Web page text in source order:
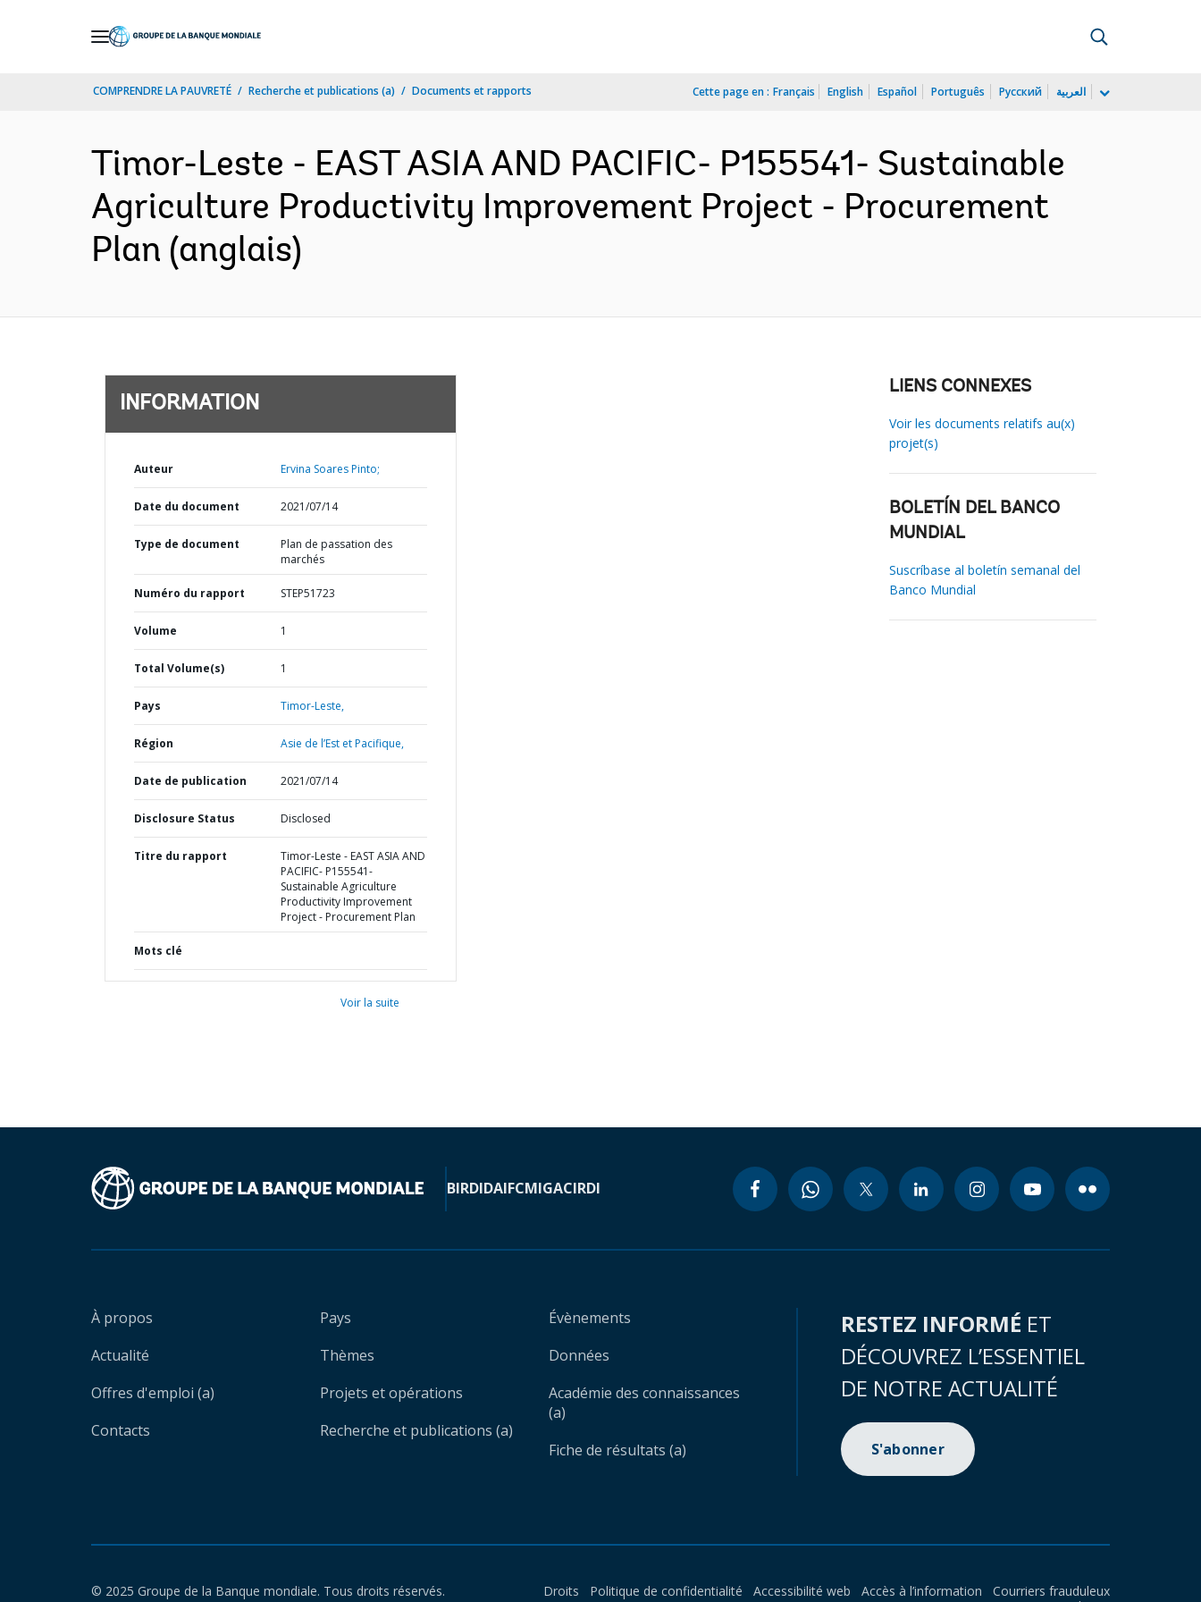
COMPRENDRE LA PAUVRETÉ Recherche et publications (a) Documents et rapports Cette page en : Français English Español Português Русский العربية
Timor-Leste - EAST ASIA AND PACIFIC- P155541- Sustainable
Agriculture Productivity Improvement Project - Procurement
Plan (anglais)
INFORMATION
Auteur Ervina Soares Pinto;
Date du document 2021/07/14
Type de document
Plan de passation des
marchés
Numéro du rapport STEP51723
Volume 1
Total Volume(s) 1
Pays Timor-Leste,
Région Asie de l’Est et Pacifique,
Date de publication 2021/07/14
Disclosure Status Disclosed
Titre du rapport
Timor-Leste - EAST ASIA AND
PACIFIC- P155541-
Sustainable Agriculture
Productivity Improvement
Project - Procurement Plan
Mots clé
Voir la suite
LIENS CONNEXES
Voir les documents relatifs au(x)
projet(s)
BOLETÍN DEL BANCO
MUNDIAL
Suscríbase al boletín semanal del
Banco Mundial
BIRDIDAIFCMIGACIRDI
À propos
Actualité
Offres d'emploi (a)
Contacts
Pays
Thèmes
Projets et opérations
Recherche et publications (a)
Évènements
Données
Académie des connaissances
(a)
Fiche de résultats (a)
RESTEZ INFORMÉ ET
DÉCOUVREZ L’ESSENTIEL
DE NOTRE ACTUALITÉ
S'abonner
© 2025 Groupe de la Banque mondiale. Tous droits réservés. Droits Politique de confidentialité Accessibilité web Accès à l’information
Courriers frauduleux